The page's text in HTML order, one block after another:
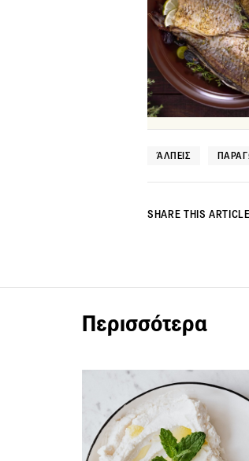
ΆΛΠΕΙΣ
SHARE THIS ARTICLE
Περισσότερα